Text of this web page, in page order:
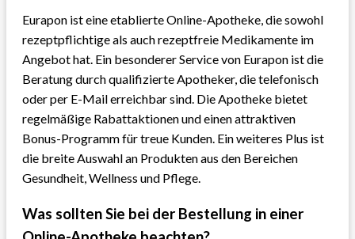
Eurapon ist eine etablierte Online-Apotheke, die sowohl
rezeptpflichtige als auch rezeptfreie Medikamente im
Angebot hat. Ein besonderer Service von Eurapon ist die
Beratung durch qualifizierte Apotheker, die telefonisch
oder per E-Mail erreichbar sind. Die Apotheke bietet
regelmäßige Rabattaktionen und einen attraktiven
Bonus-Programm für treue Kunden. Ein weiteres Plus ist
die breite Auswahl an Produkten aus den Bereichen
Gesundheit, Wellness und Pflege.
Was sollten Sie bei der Bestellung in einer